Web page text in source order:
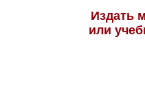
Издать
или